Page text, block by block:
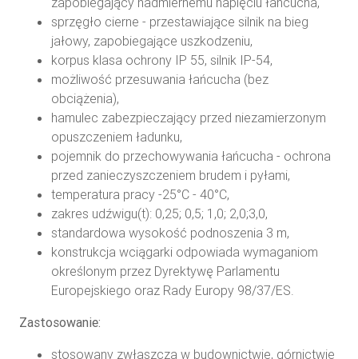
sprzęgło cierne - przestawiające silnik na bieg
jałowy, zapobiegające uszkodzeniu,
korpus klasa ochrony IP 55, silnik IP-54,
możliwość przesuwania łańcucha (bez
obciążenia),
hamulec zabezpieczający przed niezamierzonym
opuszczeniem ładunku,
pojemnik do przechowywania łańcucha - ochrona
przed zanieczyszczeniem brudem i pyłami,
temperatura pracy -25°C - 40°C,
zakres udźwigu(t): 0,25; 0,5; 1,0; 2,0;3,0,
standardowa wysokość podnoszenia 3 m,
konstrukcja wciągarki odpowiada wymaganiom
określonym przez Dyrektywę Parlamentu
Europejskiego oraz Rady Europy 98/37/ES.
Zastosowanie:
stosowany zwłaszcza w budownictwie, górnictwie